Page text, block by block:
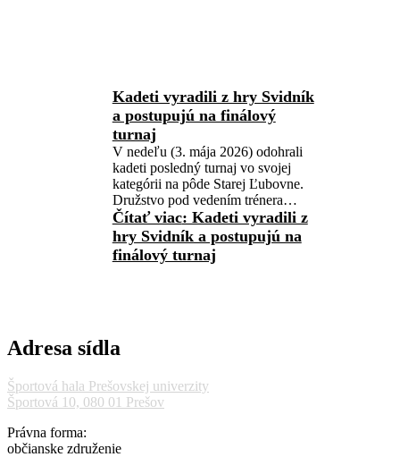
Kadeti vyradili z hry Svidník
a postupujú na finálový
turnaj
V nedeľu (3. mája 2026) odohrali
kadeti posledný turnaj vo svojej
kategórii na pôde Starej Ľubovne.
Družstvo pod vedením trénera…
Čítať viac: Kadeti vyradili z
hry Svidník a postupujú na
finálový turnaj
Adresa sídla
Športová hala Prešovskej univerzity
Športová 10, 080 01 Prešov
Právna forma:
občianske združenie